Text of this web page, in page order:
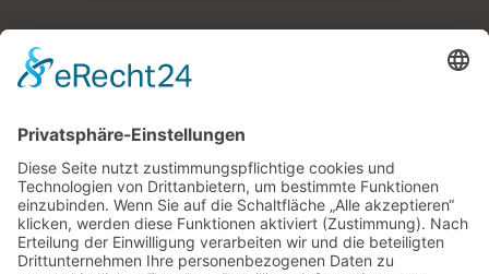
Zimmer /
Ferienwohnungen
Jetzt buchen